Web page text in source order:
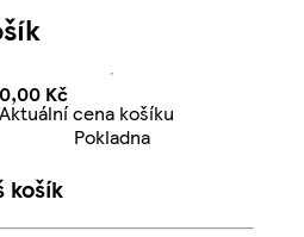
0,00 KčAktuální cena košíku
0,00 Kč
Aktuální cena košíku
Pokladna
košík